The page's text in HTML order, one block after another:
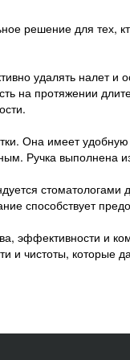
решение для тех,
удалять налет и
на протяжении
Она имеет
Ручка выполнена
способствует
эффективности и
чистоты, которые